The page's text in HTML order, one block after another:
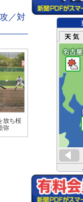
／対
放ち桜
弥